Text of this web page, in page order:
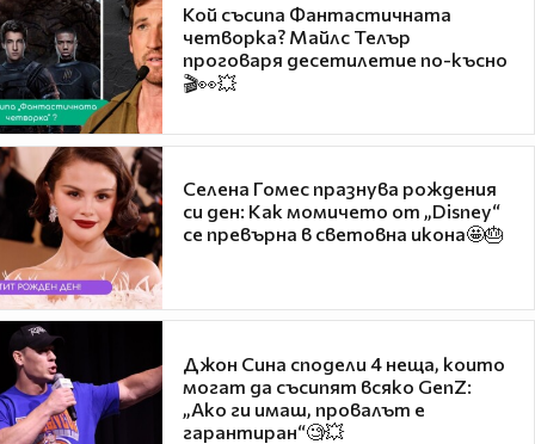
Кой съсипа Фантастичната
четворка? Майлс Телър
проговаря десетилетие по-късно
🎬👀💥
Селена Гомес празнува рождения
си ден: Как момичето от „Disney“
се превърна в световна икона🤩🎂
Джон Сина сподели 4 неща, които
могат да съсипят всяко GenZ:
„Ако ги имаш, провалът е
гарантиран“🧐💥